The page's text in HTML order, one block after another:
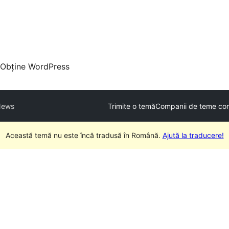
Obține WordPress
Trimite o temăCompanii de teme
Această temă nu este încă tradusă în Română. Ajută la traducere!